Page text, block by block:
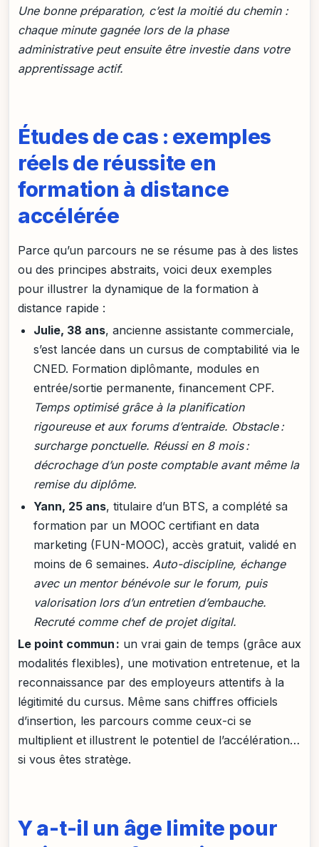
Une bonne préparation, c’est la moitié du chemin :
chaque minute gagnée lors de la phase
administrative peut ensuite être investie dans votre
apprentissage actif.
Études de cas : exemples
réels de réussite en
formation à distance
accélérée
Parce qu’un parcours ne se résume pas à des listes
ou des principes abstraits, voici deux exemples
pour illustrer la dynamique de la formation à
distance rapide :
Julie, 38 ans, ancienne assistante commerciale,
s’est lancée dans un cursus de comptabilité via le
CNED. Formation diplômante, modules en
entrée/sortie permanente, financement CPF.
Temps optimisé grâce à la planification
rigoureuse et aux forums d’entraide. Obstacle :
surcharge ponctuelle. Réussi en 8 mois :
décrochage d’un poste comptable avant même la
remise du diplôme.
Yann, 25 ans, titulaire d’un BTS, a complété sa
formation par un MOOC certifiant en data
marketing (FUN-MOOC), accès gratuit, validé en
moins de 6 semaines.Auto-discipline, échange
avec un mentor bénévole sur le forum, puis
valorisation lors d’un entretien d’embauche.
Recruté comme chef de projet digital.
Le point commun : un vrai gain de temps (grâce aux
modalités flexibles), une motivation entretenue, et la
reconnaissance par des employeurs attentifs à la
légitimité du cursus. Même sans chiffres officiels
d’insertion, les parcours comme ceux-ci se
multiplient et illustrent le potentiel de l’accélération…
si vous êtes stratège.
Y a-t-il un âge limite pour